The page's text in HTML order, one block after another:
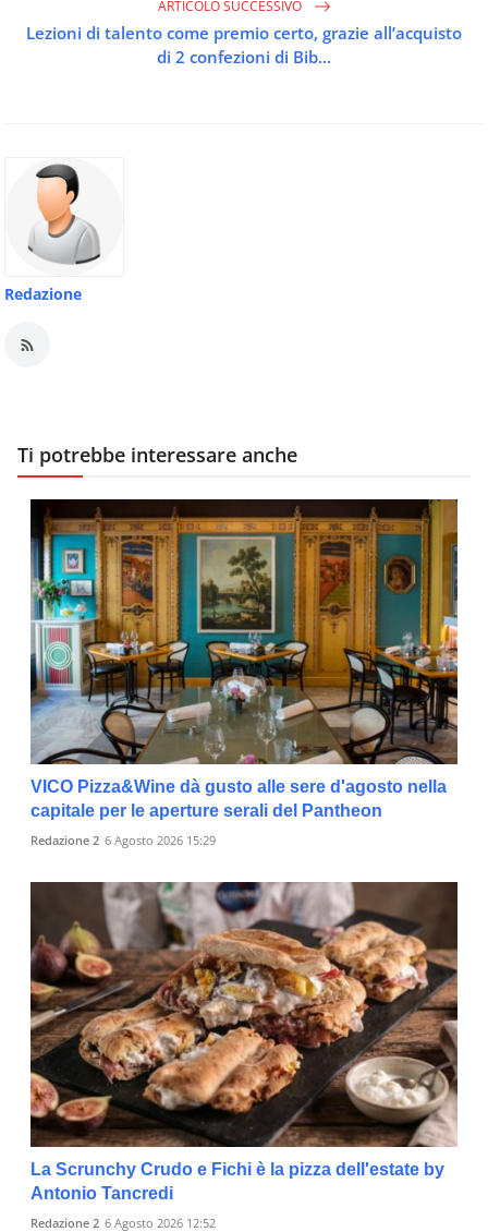
ARTICOLO SUCCESSIVO
Lezioni di talento come premio certo, grazie all’acquisto
di 2 confezioni di Bib...
Redazione
Ti potrebbe interessare anche
VICO Pizza&Wine dà gusto alle sere d'agosto nella
capitale per le aperture serali del Pantheon
Redazione 2 6 Agosto 2026 15:29
La Scrunchy Crudo e Fichi è la pizza dell'estate by
Antonio Tancredi
Redazione 2 6 Agosto 2026 12:52